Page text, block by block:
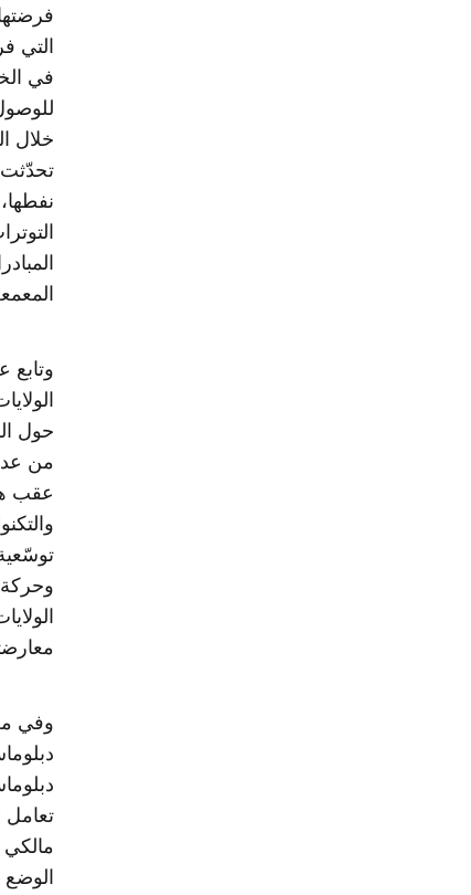
التي
خلال
تحدّثت
وتابع
حول
من
وفي
تعامل
مالكي
الوضع